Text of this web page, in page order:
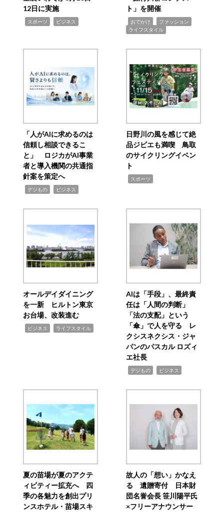
12日に実施
スポーツ ビジネス
ト」を開催
おでかけ ファッション
ライフスタイル
「人がAIに求めるのは
信頼し相談できるこ
と」 ロジカがAI事業
者と導入機関の共通指
針案を策定へ
デジもの ビジネス
日野川の風を感じて絶
品ジビエも満喫 鳥取
のサイクリングイベン
ト
スポーツ
オールデイダイニング
を一新 ヒルトン東京
お台場、改装進む
ビジネス ライフスタイル
AIは「手段」、最終責
任は「人間の判断」
「法の支配」という
「傘」で人を守る レ
クシスネクシス・ジャ
パンのパスカル ロズィ
エ社長
デジもの ビジネス
夏の苗場が夏のアクテ
ィビティー拡充へ 四
季の各魅力を創出プリ
ンスホテル・苗場スキ
故人の「想い」かなえ
る 遺贈寄付 日本財
団名誉会長 笹川陽平氏
×フリーアナウンサー